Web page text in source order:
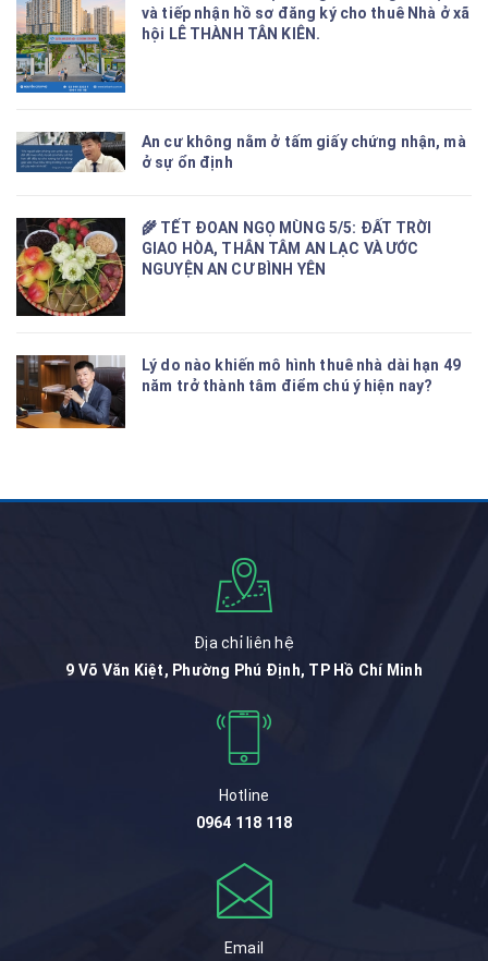
và tiếp nhận hồ sơ đăng ký cho thuê Nhà ở xã
hội LÊ THÀNH TÂN KIÊN.
An cư không nằm ở tấm giấy chứng nhận, mà
ở sự ổn định
🌾 TẾT ĐOAN NGỌ MÙNG 5/5: ĐẤT TRỜI
GIAO HÒA, THÂN TÂM AN LẠC VÀ ƯỚC
NGUYỆN AN CƯ BÌNH YÊN
Lý do nào khiến mô hình thuê nhà dài hạn 49
năm trở thành tâm điểm chú ý hiện nay?
Địa chỉ liên hệ
9 Võ Văn Kiệt, Phường Phú Định, TP Hồ Chí Minh
Hotline
0964 118 118
Email